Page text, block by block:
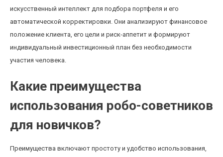
искусственный интеллект для подбора портфеля и его
автоматической корректировки. Они анализируют финансовое
положение клиента, его цели и риск-аппетит и формируют
индивидуальный инвестиционный план без необходимости
участия человека.
Какие преимущества
использования робо-советников
для новичков?
Преимущества включают простоту и удобство использования,